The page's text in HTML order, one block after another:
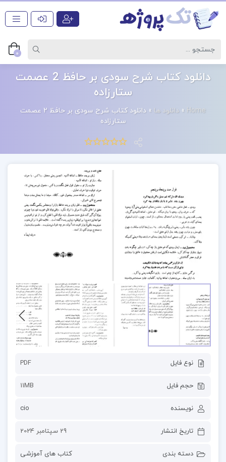
0
دانلود کتاب شرح سودی بر حافظ 2 عصمت
ستارزاده
Home
» دانلود ها »
دانلود کتاب شرح سودی بر حافظ 2 عصمت
ستارزاده
نوع فایل PDF
حجم فایل 11MB
نویسنده cio
تاریخ انتشار 29 سپتامبر 2024
دسته بندی کتاب های آموزشی